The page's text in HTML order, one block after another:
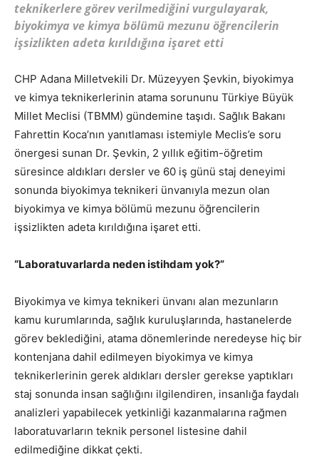
teknikerlere görev verilmediğini vurgulayarak,
biyokimya ve kimya bölümü mezunu öğrencilerin
işsizlikten adeta kırıldığına işaret etti
CHP Adana Milletvekili Dr. Müzeyyen Şevkin, biyokimya
ve kimya teknikerlerinin atama sorununu Türkiye Büyük
Millet Meclisi (TBMM) gündemine taşıdı. Sağlık Bakanı
Fahrettin Koca’nın yanıtlaması istemiyle Meclis’e soru
önergesi sunan Dr. Şevkin, 2 yıllık eğitim-öğretim
süresince aldıkları dersler ve 60 iş günü staj deneyimi
sonunda biyokimya teknikeri ünvanıyla mezun olan
biyokimya ve kimya bölümü mezunu öğrencilerin
işsizlikten adeta kırıldığına işaret etti.
“Laboratuvarlarda neden istihdam yok?”
Biyokimya ve kimya teknikeri ünvanı alan mezunların
kamu kurumlarında, sağlık kuruluşlarında, hastanelerde
görev beklediğini, atama dönemlerinde neredeyse hiç bir
kontenjana dahil edilmeyen biyokimya ve kimya
teknikerlerinin gerek aldıkları dersler gerekse yaptıkları
staj sonunda insan sağlığını ilgilendiren, insanlığa faydalı
analizleri yapabilecek yetkinliği kazanmalarına rağmen
laboratuvarların teknik personel listesine dahil
edilmediğine dikkat çekti.